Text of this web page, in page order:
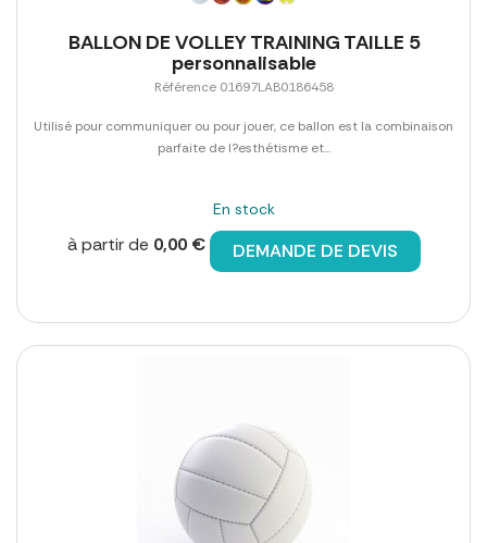
BALLON DE VOLLEY TRAINING TAILLE 5
personnalisable
Référence 01697LAB0186458
Utilisé pour communiquer ou pour jouer, ce ballon est la combinaison
parfaite de l?esthétisme et...
En stock
à partir de 0,00 € DEMANDE DE DEVIS